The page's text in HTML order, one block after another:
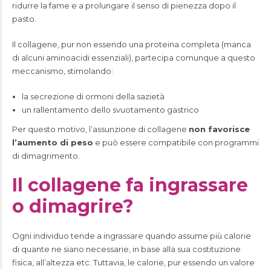
ridurre la fame e a prolungare il senso di pienezza dopo il
pasto.
Il collagene, pur non essendo una proteina completa (manca
di alcuni aminoacidi essenziali), partecipa comunque a questo
meccanismo, stimolando:
la secrezione di ormoni della sazietà
un rallentamento dello svuotamento gastrico
Per questo motivo, l’assunzione di collagene non favorisce
l’aumento di peso e può essere compatibile con programmi
di dimagrimento.
Il collagene fa ingrassare
o dimagrire?
Ogni individuo tende a ingrassare quando assume più calorie
di quante ne siano necessarie, in base alla sua costituzione
fisica, all’altezza etc. Tuttavia, le calorie, pur essendo un valore